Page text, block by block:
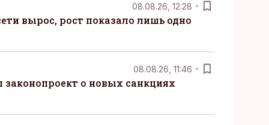
08.08.26, 12:28
вырос, рост показало лишь одно
08.08.26, 11:46
о новых санкциях